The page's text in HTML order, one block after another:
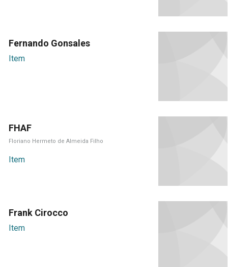
Fernando Gonsales
Item
FHAF
Floriano Hermeto de Almeida Filho
Item
Frank Cirocco
Item